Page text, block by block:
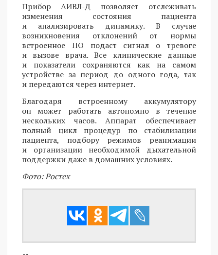
Прибор АИВЛ-Д позволяет отслеживать
изменения состояния пациента
и анализировать динамику. В случае
возникновения отклонений от нормы
встроенное ПО подаст сигнал о тревоге
и вызове врача. Все клинические данные
и показатели сохраняются как на самом
устройстве за период до одного года, так
и передаются через интернет.
Благодаря встроенному аккумулятору
он может работать автономно в течение
нескольких часов. Аппарат обеспечивает
полный цикл процедур по стабилизации
пациента, подбору режимов реанимации
и организации необходимой дыхательной
поддержки даже в домашних условиях.
Фото: Ростех